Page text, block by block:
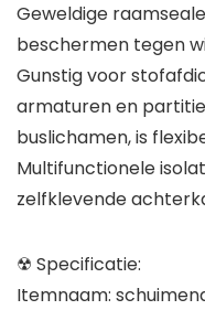
Geweldige
beschermen tegen
Gunstig voor
armaturen en
buslichamen, is
Multifunctionele
zelfklevende
☢ Specificatie:
Itemnaam: